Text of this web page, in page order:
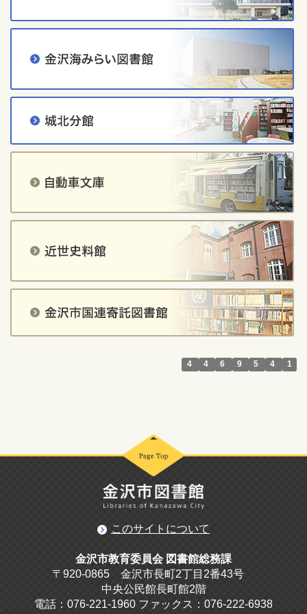
4 4 6 9 5 4 1
このサイトについて
金沢市教育委員会 図書館総務課
〒920-0865 金沢市長町2丁目2番43号
中央公民館長町館2階
電話：076-221-1960 ファックス：076-222-6938